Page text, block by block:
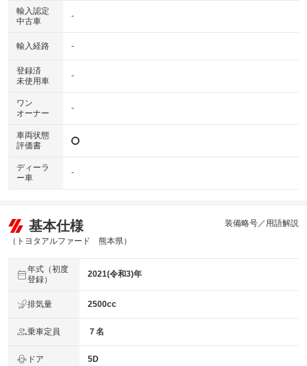
輸入認定
中古車
-
輸入経路 -
登録済
未使用車
-
ワン
オーナー
-
車両状態
評価書
ディーラ
ー車
-
基本仕様
（トヨタアルファード 熊本県）
装備略号／用語解説
年式（初度
登録）
2021(令和3)年
排気量 2500cc
乗車定員 ７名
ドア 5D